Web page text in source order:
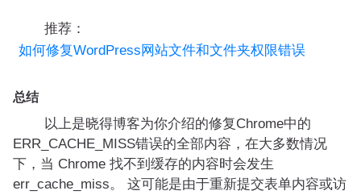
推荐：
如何修复WordPress网站文件和文件夹权限错误
总结
以上是晓得博客为你介绍的修复Chrome中的
ERR_CACHE_MISS错误的全部内容，在大多数情况
下，当 Chrome 找不到缓存的内容时会发生
err_cache_miss。 这可能是由于重新提交表单内容或访